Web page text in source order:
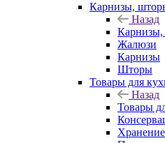
Карнизы,
Назад
Жалюзи
Карнизы
Шторы
Товары для
Назад
Товары